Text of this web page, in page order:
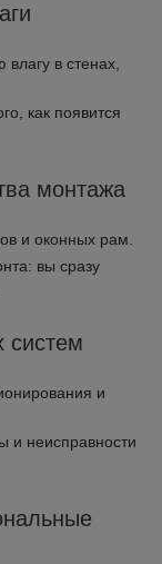
в стенах,
как появится
монтажа
и оконных рам.
вы сразу
систем
и
и неисправности